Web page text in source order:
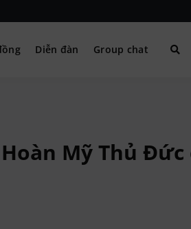
Diễn đàn Group chat
Mỹ Thủ